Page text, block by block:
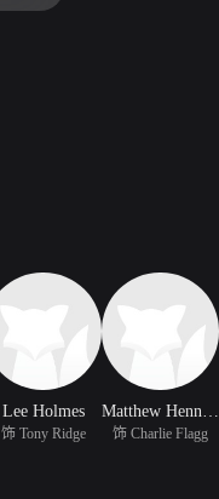
Lee Holmes
饰 Tony Ridge
Matthew Hennessey
饰 Charlie Flagg